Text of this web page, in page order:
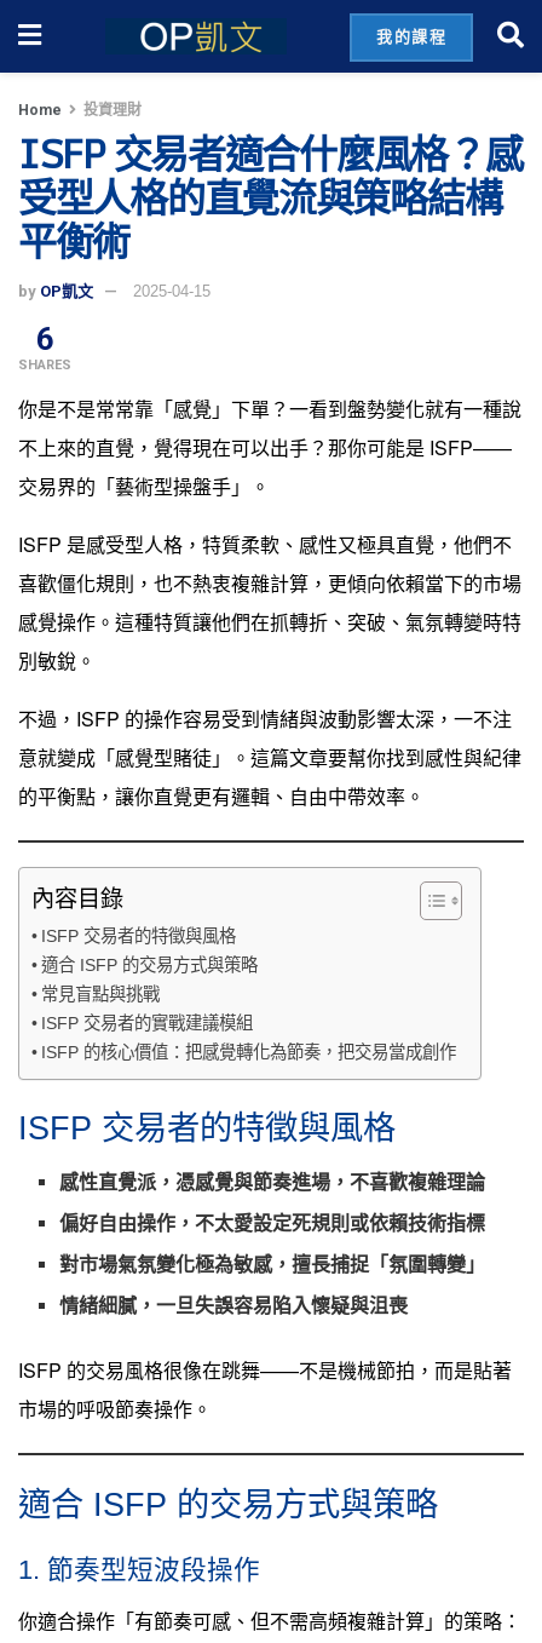
我的課程
Home 投資理財
ISFP 交易者適合什麼風格？感
受型人格的直覺流與策略結構
平衡術
by OP凱文 2025-04-15
6
SHARES
你是不是常常靠「感覺」下單？一看到盤勢變化就有一種說
不上來的直覺，覺得現在可以出手？那你可能是 ISFP——
交易界的「藝術型操盤手」。
ISFP 是感受型人格，特質柔軟、感性又極具直覺，他們不
喜歡僵化規則，也不熱衷複雜計算，更傾向依賴當下的市場
感覺操作。這種特質讓他們在抓轉折、突破、氣氛轉變時特
別敏銳。
不過，ISFP 的操作容易受到情緒與波動影響太深，一不注
意就變成「感覺型賭徒」。這篇文章要幫你找到感性與紀律
的平衡點，讓你直覺更有邏輯、自由中帶效率。
內容目錄
ISFP 交易者的特徵與風格
適合 ISFP 的交易方式與策略
常見盲點與挑戰
ISFP 交易者的實戰建議模組
ISFP 的核心價值：把感覺轉化為節奏，把交易當成創作
ISFP 交易者的特徵與風格
感性直覺派 ，憑感覺與節奏進場，不喜歡複雜理論
偏好自由操作，不太愛設定死規則或依賴技術指標
對市場氣氛變化極為敏感，擅長捕捉「氛圍轉變」
情緒細膩，一旦失誤容易陷入懷疑與沮喪
ISFP 的交易風格很像在跳舞——不是機械節拍，而是貼著
市場的呼吸節奏操作。
適合 ISFP 的交易方式與策略
1. 節奏型短波段操作
你適合操作「有節奏可感、但不需高頻複雜計算」的策略：